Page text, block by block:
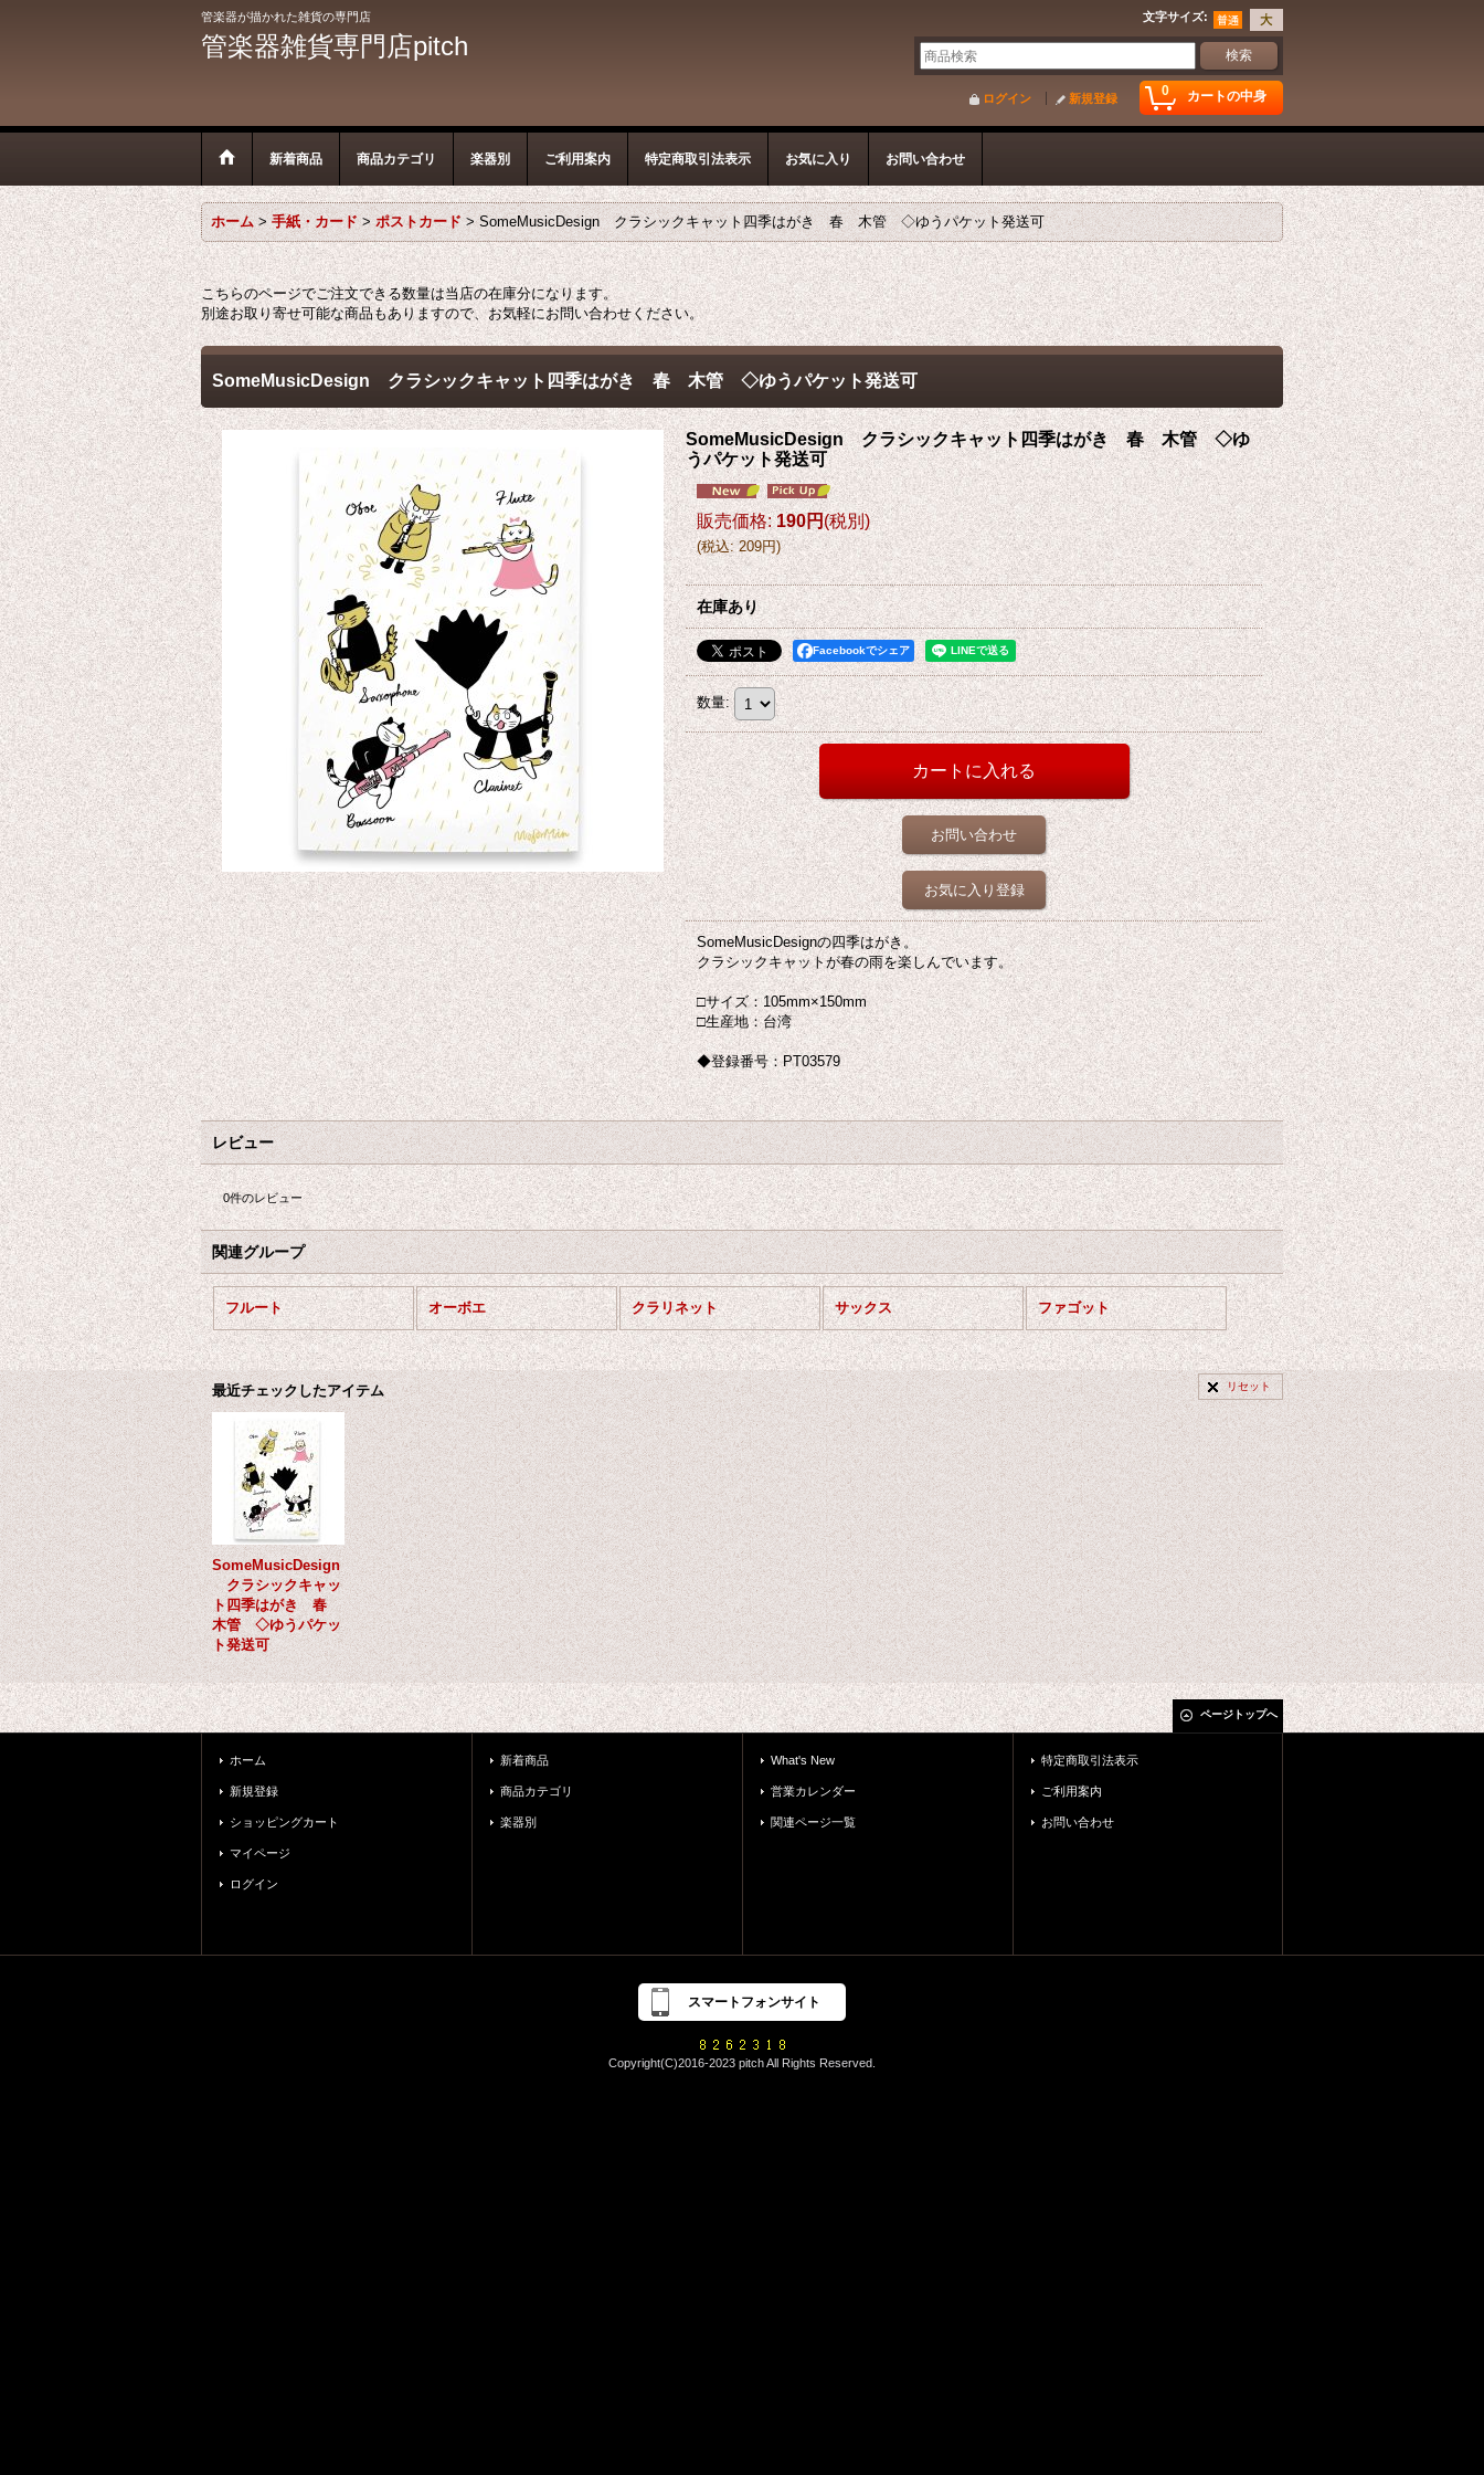
管楽器が描かれた雑貨の専門店 文字サイズ:
管楽器雑貨専門店pitch
0 カートの中身
ログイン 新規登録
新着商品 商品カテゴリ 楽器別 ご利用案内 特定商取引法表示 お気に入り お問い合わせ
ホーム > 手紙・カード > ポストカード > SomeMusicDesign クラシックキャット四季はがき 春 木管 ◇ゆうパケット発送可
こちらのページでご注文できる数量は当店の在庫分になります。
別途お取り寄せ可能な商品もありますので、お気軽にお問い合わせください。
SomeMusicDesign クラシックキャット四季はがき 春 木管 ◇ゆうパケット発送可
SomeMusicDesign クラシックキャット四季はがき 春 木管 ◇ゆ
うパケット発送可
販売価格: 190円(税別)
(税込: 209円)
在庫あり
Facebookでシェア
数量:
お問い合わせ
お気に入り登録
SomeMusicDesignの四季はがき。
クラシックキャットが春の雨を楽しんでいます。
□サイズ：105mm×150mm
□生産地：台湾
◆登録番号：PT03579
レビュー
0件のレビュー
関連グループ
フルート オーボエ クラリネット サックス ファゴット
最近チェックしたアイテム リセット
SomeMusicDesign
クラシックキャッ
ト四季はがき 春
木管 ◇ゆうパケッ
ト発送可
ページトップへ
ホーム
新規登録
ショッピングカート
マイページ
ログイン
新着商品
商品カテゴリ
楽器別
What's New
営業カレンダー
関連ページ一覧
特定商取引法表示
ご利用案内
お問い合わせ
スマートフォンサイト
Copyright(C)2016-2023 pitch All Rights Reserved.